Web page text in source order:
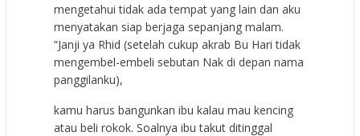
mengetahui tidak ada tempat yang lain dan aku
menyatakan siap berjaga sepanjang malam.
“Janji ya Rhid (setelah cukup akrab Bu Hari tidak
mengembel-embeli sebutan Nak di depan nama
panggilanku),
kamu harus bangunkan ibu kalau mau kencing
atau beli rokok. Soalnya ibu takut ditinggal